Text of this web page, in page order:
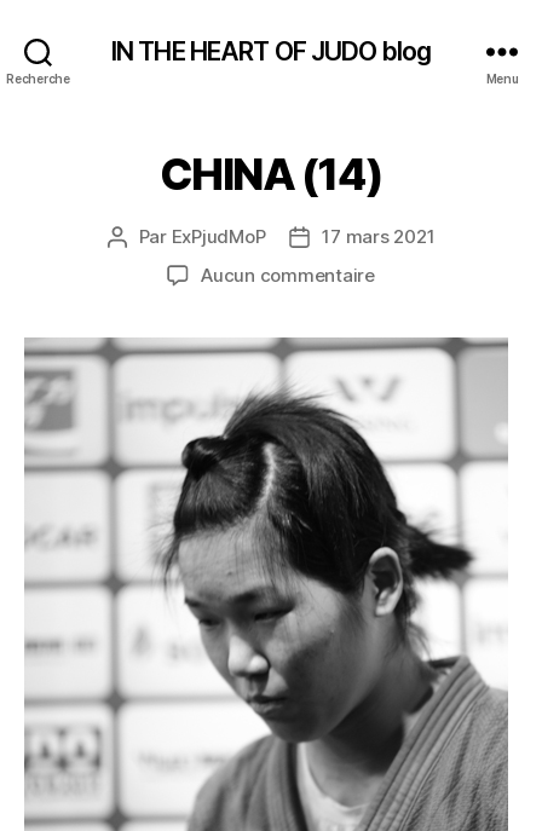
Recherche
IN THE HEART OF JUDO blog
Menu
CHINA (14)
Auteur
l’article
Par ExPjudMoP
Date17 mars 2021
Aucun commentairesur